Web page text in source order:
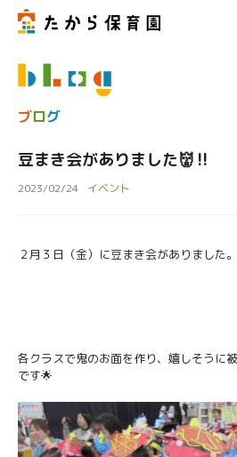
ブログ
豆まき会がありました👹‼️
2023/02/24 イベント
２月３日（金）に豆まき会がありました。
各クラスで鬼のお面を作り、嬉しそうに
です🌟